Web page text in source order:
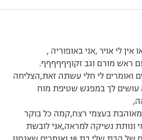
ראש מורם וגב זקוףףףףףף.
ואומרים לי חלי עשתה זאת,הצליחה
עושים לך במפגש שטיפת מוח
מאוהבת בעצמי רצח,קמה כל בוקר
ונותת נשיקה למראה,אני לובשת